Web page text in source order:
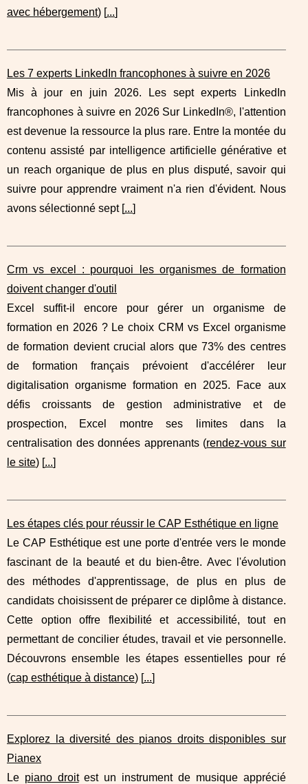
avec hébergement) [...]
Les 7 experts LinkedIn francophones à suivre en 2026
Mis à jour en juin 2026. Les sept experts LinkedIn
francophones à suivre en 2026 Sur LinkedIn®, l'attention
est devenue la ressource la plus rare. Entre la montée du
contenu assisté par intelligence artificielle générative et
un reach organique de plus en plus disputé, savoir qui
suivre pour apprendre vraiment n'a rien d'évident. Nous
avons sélectionné sept [...]
Crm vs excel : pourquoi les organismes de formation
doivent changer d'outil
Excel suffit-il encore pour gérer un organisme de
formation en 2026 ? Le choix CRM vs Excel organisme
de formation devient crucial alors que 73% des centres
de formation français prévoient d'accélérer leur
digitalisation organisme formation en 2025. Face aux
défis croissants de gestion administrative et de
prospection, Excel montre ses limites dans la
centralisation des données apprenants (rendez-vous sur
le site) [...]
Les étapes clés pour réussir le CAP Esthétique en ligne
Le CAP Esthétique est une porte d'entrée vers le monde
fascinant de la beauté et du bien-être. Avec l'évolution
des méthodes d'apprentissage, de plus en plus de
candidats choisissent de préparer ce diplôme à distance.
Cette option offre flexibilité et accessibilité, tout en
permettant de concilier études, travail et vie personnelle.
Découvrons ensemble les étapes essentielles pour ré
(cap esthétique à distance) [...]
Explorez la diversité des pianos droits disponibles sur
Pianex
Le piano droitest un instrument de musique apprécié